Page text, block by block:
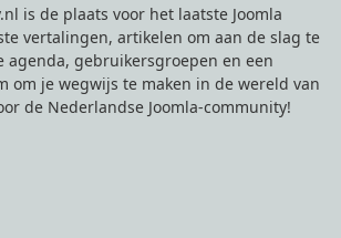
is de plaats voor het laatste Joomla
vertalingen, artikelen om aan de slag te
agenda, gebruikersgroepen en een
om je wegwijs te maken in de wereld van
de Nederlandse Joomla-community!